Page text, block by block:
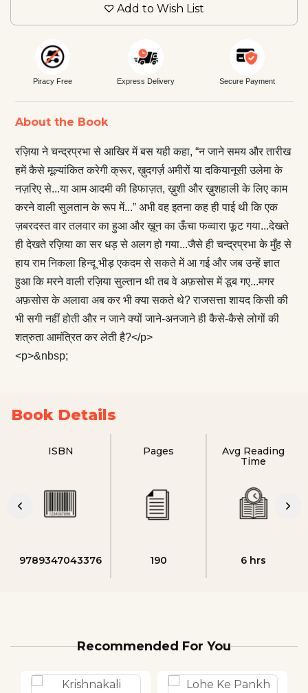
Add to Wish List
Piracy Free Express Delivery Secure Payment
About the Book
रज़िया ने चन्द्रप्रभा से आखिर में बस यही कहा, “न जाने समय और तारीख
हमें कैसे मूल्यांकित करेगी क्रूर, ख़ुदगर्ज़ अमीरों या दकियानूसी उलेमा के
नज़रिए से...या आम आदमी की हिफाज़त, ख़ुशी और ख़ुशहाली के लिए काम
करने वाली सुलतान के रूप में...” अभी वह इतना कह ही पाई थी कि एक
ज़बरदस्त वार तलवार का हुआ और ख़ून का ऊँचा फव्वारा फूट गया...देखते
ही देखते रज़िया का सर धड़ से अलग हो गया...जैसे ही चन्द्रप्रभा के मुँह से
हाय राम निकला हिन्दू भीड़ एकदम से सकते में आ गई और जब उन्हें ज्ञात
हुआ कि मरने वाली रज़िया सुल्तान थी तब वे अफ़सोस में डूब गए...मगर
अफ़सोस के अलावा अब कर भी क्या सकते थे? राजसत्ता शायद किसी की
भी सगी नहीं होती और न जाने क्यों जाने-अनजाने ही कैसे-कैसे लोगों की
शत्रुता आमंत्रित कर लेती है?</p>
<p>&nbsp;
Book Details
ISBN
9789347043376
Pages
190
Avg Reading
Time
6 hrs
Recommended For You